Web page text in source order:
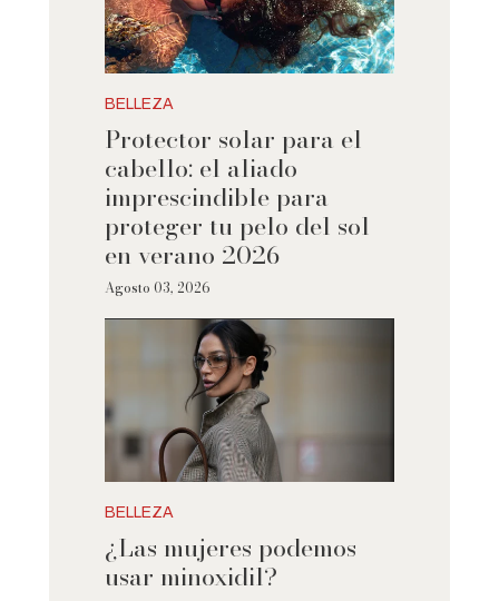
BELLEZA
Protector solar para el
cabello: el aliado
imprescindible para
proteger tu pelo del sol
en verano 2026
Agosto 03, 2026
BELLEZA
¿Las mujeres podemos
usar minoxidil?